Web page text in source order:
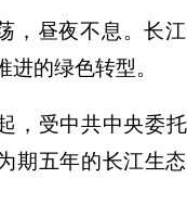
，昼夜不息。长
进的绿色转型。
，受中共中央委
期五年的长江生